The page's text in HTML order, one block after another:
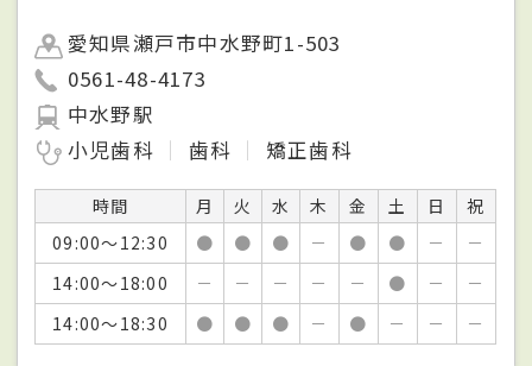
愛知県瀬戸市中水野町1-503
0561-48-4173
中水野駅
小児歯科
歯科 矯正歯科
時間 月 火 水 木 金 土 日
祝
09:00～12:30
● ● ● － ● ● －
－
14:00～18:00
－ － － － － ● －
－
14:00～18:30
● ● ● － ● － － －